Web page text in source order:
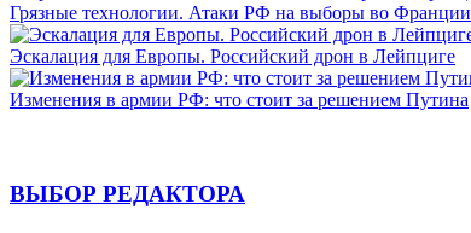
Грязные технологии. Атаки РФ на выборы во Франции
Эскалация для Европы. Российский дрон в Лейпциге
Изменения в армии РФ: что стоит за решением Путина
ВЫБОР РЕДАКТОРА